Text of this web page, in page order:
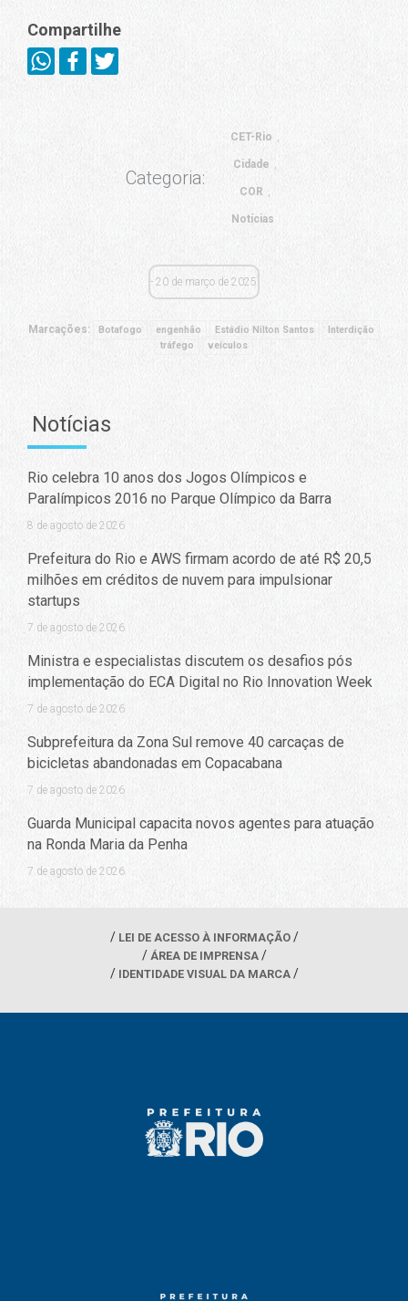
Compartilhe
Categoria:
CET-Rio
Cidade
COR
Notícias
20 de março de 2025
Marcações: Botafogo engenhão Estádio Nilton Santos
Interdição
tráfego
veículos
Notícias
Rio celebra 10 anos dos Jogos Olímpicos e
Paralímpicos 2016 no Parque Olímpico da Barra
8 de agosto de 2026
Prefeitura do Rio e AWS firmam acordo de até R$ 20,5
milhões em créditos de nuvem para impulsionar
startups
7 de agosto de 2026
Ministra e especialistas discutem os desafios pós
implementação do ECA Digital no Rio Innovation Week
7 de agosto de 2026
Subprefeitura da Zona Sul remove 40 carcaças de
bicicletas abandonadas em Copacabana
7 de agosto de 2026
Guarda Municipal capacita novos agentes para atuação
na Ronda Maria da Penha
7 de agosto de 2026
LEI DE ACESSO À INFORMAÇÃO
ÁREA DE IMPRENSA
IDENTIDADE VISUAL DA MARCA